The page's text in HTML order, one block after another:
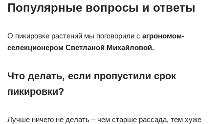
Популярные вопросы и ответы
О пикировке растений мы поговорили с агрономом-
селекционером Светланой Михайловой.
Что делать, если пропустили срок
пикировки?
Лучше ничего не делать – чем старше рассада, тем хуже